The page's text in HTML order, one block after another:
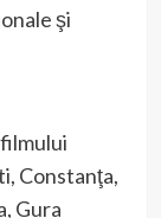
şi
Constanţa,
Gura